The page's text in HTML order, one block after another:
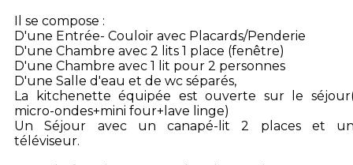
Il se compose :
D'une Entrée- Couloir avec Placards/Penderie
D'une Chambre avec 2 lits 1 place (fenêtre)
D'une Chambre avec 1 lit pour 2 personnes
D'une Salle d'eau et de wc séparés,
La kitchenette équipée est ouverte sur le
micro-ondes+mini four+lave linge)
Un Séjour avec un canapé-lit 2 places et
téléviseur.